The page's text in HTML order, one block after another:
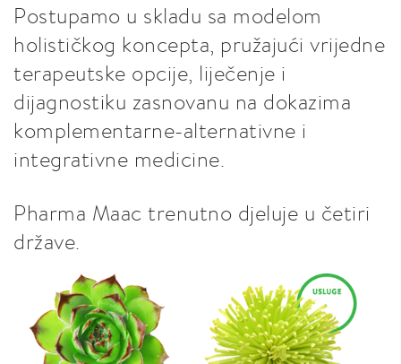
Postupamo u skladu sa modelom
holističkog koncepta, pružajući vrijedne
terapeutske opcije, liječenje i
dijagnostiku zasnovanu na dokazima
komplementarne-alternativne i
integrativne medicine.
Pharma Maac trenutno djeluje u četiri
države.